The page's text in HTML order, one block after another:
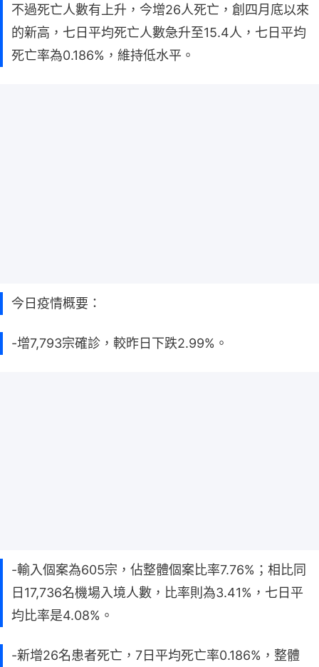
不過死亡人數有上升，今增26人死亡，創四月底以來
的新高，七日平均死亡人數急升至15.4人，七日平均
死亡率為0.186%，維持低水平。
今日疫情概要：
-增7,793宗確診，較昨日下跌2.99%。
-輸入個案為605宗，佔整體個案比率7.76%；相比同
日17,736名機場入境人數，比率則為3.41%，七日平
均比率是4.08%。
-新增26名患者死亡，7日平均死亡率0.186%，整體